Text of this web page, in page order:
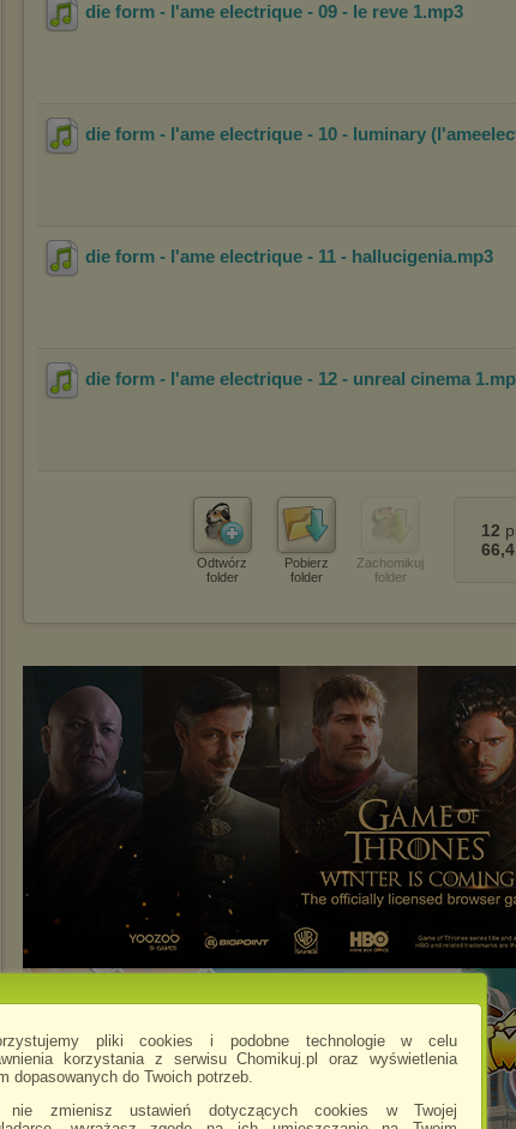
pliki cookies i podobne technologie w celu
korzystania z serwisu Chomikuj.pl oraz wyświetlenia
dopasowanych do Twoich potrzeb.
nie zmienisz ustawień dotyczących cookies w Twojej
die form - l'ame electrique - 09 - le reve 1.mp3
die form - l'ame electrique - 10 - luminary (l'ame
die form - l'ame electrique - 11 - hallucigenia.mp3
die form - l'ame electrique - 12 - unreal cinema 1
Odtwórz
folder
Pobierz
folder
Zachomikuj
folder
12
66,4